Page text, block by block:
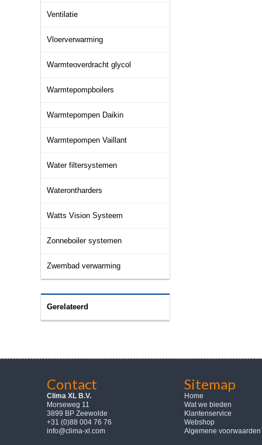
Ventilatie
Vloerverwarming
Warmteoverdracht glycol
Warmtepompboilers
Warmtepompen Daikin
Warmtepompen Vaillant
Water filtersystemen
Waterontharders
Watts Vision Systeem
Zonneboiler systemen
Zwembad verwarming
Gerelateerd
Contact
Clima XL B.V.
Morseweg 11
3899 BP Zeewolde
+31 (0)88 004 76 76
info@clima-xl.com
Sitemap
Home
Wat we bieden
Klantenservice
Webshop
Algemene voorwaarden